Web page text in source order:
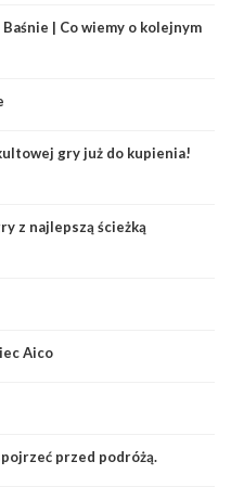
| Co wiemy o kolejnym
gry już do kupienia!
z najlepszą ścieżką
Aico
przed podróżą.